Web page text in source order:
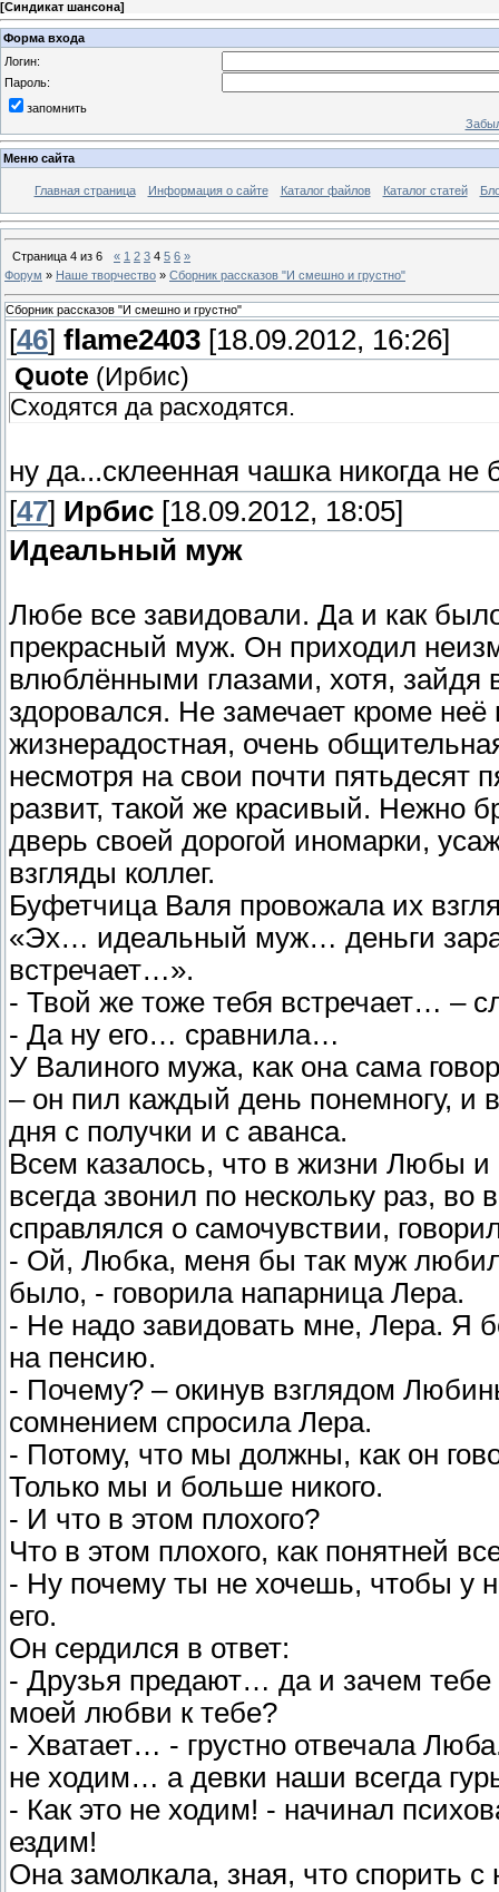
[Синдикат шансона]
Форма входа
Логин:
Пароль:
запомнить
Меню сайта
Главная страница Информация о сайте Каталог файлов Каталог статей
Страница 4 из 6 « 1 2 3 4 5 6 »
Форум » Наше творчество » Сборник рассказов "И смешно и грустно"
Сборник рассказов "И смешно и грустно"
[46] flame2403 [18.09.2012, 16:26]
Quote (Ирбис)
Сходятся да расходятся.
ну да...склеенная чашка никогда не
[47] Ирбис [18.09.2012, 18:05]
Идеальный муж
Любе все завидовали. Да и как
прекрасный муж. Он приходил
влюблёнными глазами, хотя, зайдя
здоровался. Не замечает кроме
жизнерадостная, очень
несмотря на свои почти пятьдесят
развит, такой же красивый. Нежно
дверь своей дорогой иномарки,
взгляды коллег.
Буфетчица Валя провожала их
«Эх… идеальный муж… деньги
встречает…».
- Твой же тоже тебя встречает… –
- Да ну его… сравнила…
У Валиного мужа, как она сама
– он пил каждый день понемногу, и
дня с получки и с аванса.
Всем казалось, что в жизни Любы
всегда звонил по нескольку раз,
справлялся о самочувствии,
- Ой, Любка, меня бы так муж
было, - говорила напарница Лера.
- Не надо завидовать мне, Лера. Я
на пенсию.
- Почему? – окинув взглядом
сомнением спросила Лера.
- Потому, что мы должны, как он
Только мы и больше никого.
- И что в этом плохого?
Что в этом плохого, как понятней
- Ну почему ты не хочешь, чтобы у
его.
Он сердился в ответ:
- Друзья предают… да и зачем тебе
моей любви к тебе?
- Хватает… - грустно отвечала
не ходим… а девки наши всегда
- Как это не ходим! - начинал
ездим!
Она замолкала, зная, что спорить с